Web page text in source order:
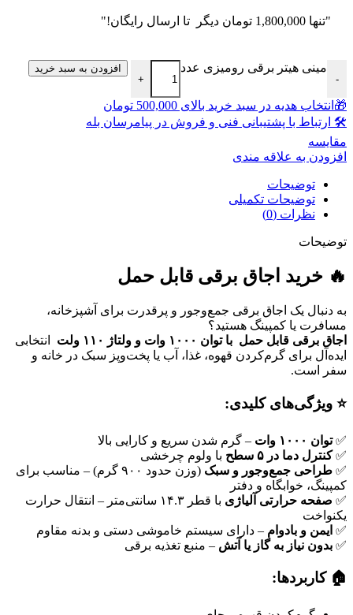
"تنها 1,800,000 تومان دیگر تا ارسال رایگان!"
-
مینی هیتر برقی رومیزی عدد
+
افزودن به سبد خرید
🎁انتخاب هدیه در سبد خرید بالای 500,000 تومان
🛠 ارتباط با پشتیبانی فنی و فروش در پیامرسان بله
مقايسه
افزودن به علاقه مندی
توضیحات
توضیحات تکمیلی
نظرات (0)
توضیحات
🔥 خرید اجاق برقی قابل حمل
به دنبال یک اجاق برقی جمع‌وجور و پرقدرت برای آشپزخانه،
مسافرت یا کمپینگ هستید؟
اجاق برقی قابل حمل با توان ۱۰۰۰ وات و ولتاژ ۱۱۰ ولت
انتخابی
ایده‌آل برای گرم‌کردن قهوه، غذا، آب یا پخت‌وپز سبک در خانه و
سفر است.
⭐ ویژگی‌های کلیدی:
✅توان ۱۰۰۰ وات
– گرم شدن سریع و کارایی بالا
✅کنترل دما در ۵ سطح
با ولوم چرخشی
✅ طراحی جمع‌وجور و سبک
(وزن حدود ۹۰۰ گرم) – مناسب برای
کمپینگ، خوابگاه و دفتر
✅ صفحه حرارتی آلیاژی
با قطر ۱۴.۳ سانتی‌متر – انتقال حرارت
یکنواخت
✅ ایمن و بادوام – دارای سیستم خاموشی دستی و بدنه مقاوم
✅ بدون نیاز به گاز یا آتش – منبع تغذیه برقی
🏠 کاربردها: